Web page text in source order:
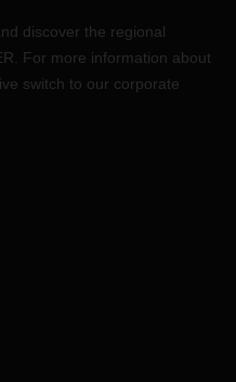
discover the regional
For more information about
switch to our corporate